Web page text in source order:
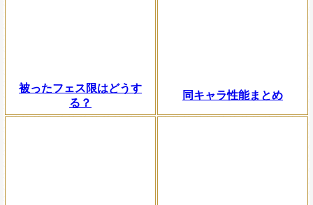
被ったフェス限はどうす
る？
同キャラ性能まとめ